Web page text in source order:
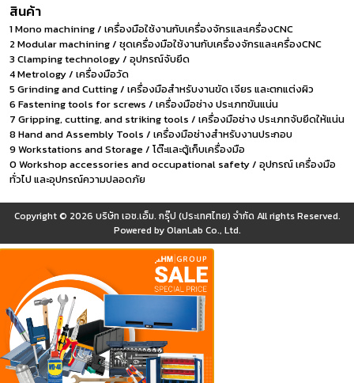
สินค้า
1 Mono machining / เครื่องมือใช้งานกับเครื่องจักรและเครื่องCNC
2 Modular machining / ชุดเครื่องมือใช้งานกับเครื่องจักรและเครื่องCNC
3 Clamping technology / อุปกรณ์จับยึด
4 Metrology / เครื่องมือวัด
5 Grinding and Cutting / เครื่องมือสำหรับงานขัด เจียร และตกแต่งผิว
6 Fastening tools for screws / เครื่องมือช่าง ประเภทขันแน่น
7 Gripping, cutting, and striking tools / เครื่องมือช่าง ประเภทจับยึดให้แน่น
8 Hand and Assembly Tools / เครื่องมือช่างสำหรับงานประกอบ
9 Workstations and Storage / โต๊ะและตู้เก็บเครื่องมือ
0 Workshop accessories and occupational safety / อุปกรณ์ เครื่องมือ
ทั่วไป และอุปกรณ์ความปลอดภัย
Copyright © 2026 บริษัท เอช.เอ็ม. กรุ๊ป (ประเทศไทย) จำกัด All rights Reserved.
Powered byOlanLab Co., Ltd.